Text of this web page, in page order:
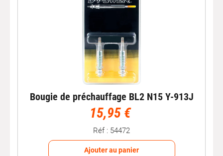
Profitez de la facilité de commander vos
bougiesadaptées à votre
ajoutez-les à votre panier et bénéficiez d'une livraison
rapide pour des démarrages sans problème, même par
Bougie de préchauffage BL2 N15 Y-913J
15,95 €
Réf : 54472
Ajouter au panier